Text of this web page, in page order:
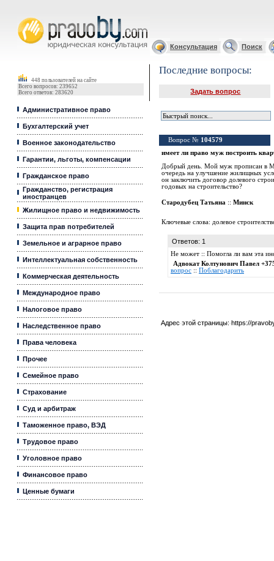
Консультация Поиск
448 пользователей на сайте
Всего вопросов: 239652
Всего ответов: 283620
Административное право
Бухгалтерский учет
Военное законодательство
Гарантии, льготы, компенсации
Гражданское право
Гражданство, регистрация
иностранцев
Жилищное право и недвижимость
Защита прав потребителей
Земельное и аграрное право
Интеллектуальная собственность
Коммерческая деятельность
Международное право
Налоговое право
Наследственное право
Права человека
Прочее
Семейное право
Страхование
Суд и арбитраж
Таможенное право, ВЭД
Трудовое право
Уголовное право
Финансовое право
Ценные бумаги
Последние вопросы:
Задать вопрос
Вопрос № 104579
имеет ли право муж построить
Добрый день. Мой муж прописан в
очередь на улучшение жилищных
он заключить договор долевого
годовых на строительство?
Стародубец Татьяна :: Минск
Ключевые слова: долевое
Ответов: 1
Не может :: Помогла ли вам эта
Адвокат Колтунович Павел
вопрос :: Поблагодарить
Адрес этой страницы: https://